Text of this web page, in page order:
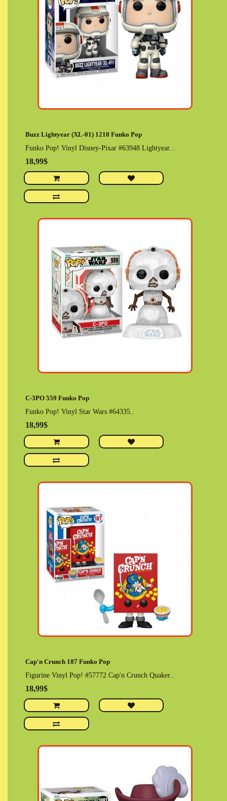
Buzz Lightyear (XL-01) 1210 Funko Pop
Funko Pop! Vinyl Disney-Pixar #63948 Lightyear...
18,99$
C-3PO 559 Funko Pop
Funko Pop! Vinyl Star Wars #64335..
18,99$
Cap'n Crunch 187 Funko Pop
Figurine Vinyl Pop! #57772 Cap'n Crunch Quaker..
18,99$